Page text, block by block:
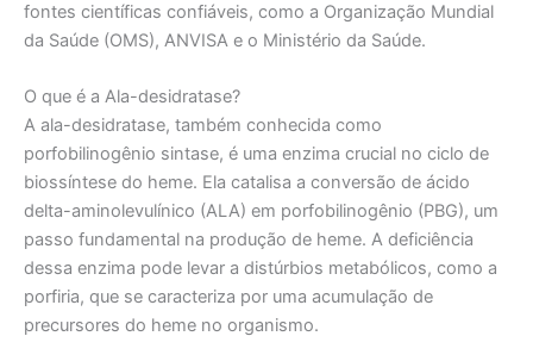
fontes científicas confiáveis, como a Organização Mundial
da Saúde (OMS), ANVISA e o Ministério da Saúde.
O que é a Ala-desidratase?
A ala-desidratase, também conhecida como
porfobilinogênio sintase, é uma enzima crucial no ciclo de
biossíntese do heme. Ela catalisa a conversão de ácido
delta-aminolevulínico (ALA) em porfobilinogênio (PBG), um
passo fundamental na produção de heme. A deficiência
dessa enzima pode levar a distúrbios metabólicos, como a
porfiria, que se caracteriza por uma acumulação de
precursores do heme no organismo.